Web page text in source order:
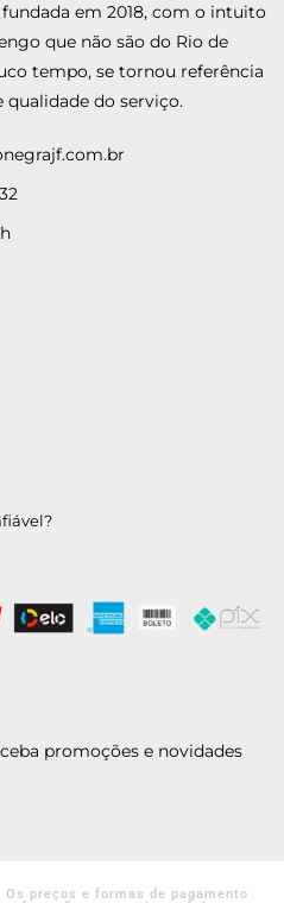
em 2018, com o intuito
que não são do Rio de
tempo, se tornou referência
qualidade do serviço.
promoções e novidades
Os preços e formas de pagamento